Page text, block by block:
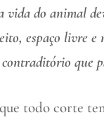
vida do animal
espaço livre e
que
todo corte